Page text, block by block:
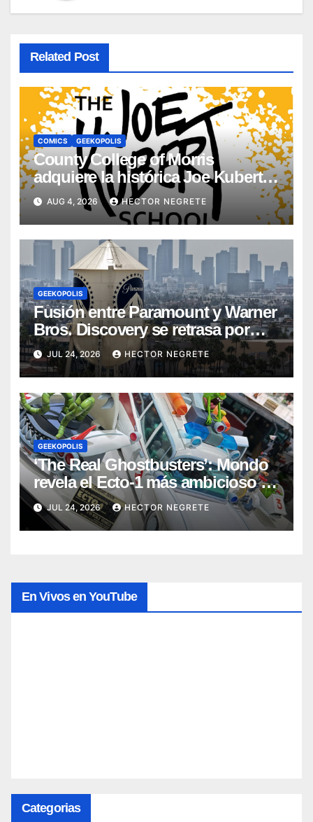
Related Post
COMICS GEEKOPOLIS
County College of Morris
adquiere la histórica Joe Kubert
School
AUG 4, 2026 HECTOR NEGRETE
GEEKOPOLIS
Fusión entre Paramount y Warner
Bros. Discovery se retrasa por
batalla legal antimonopolio
JUL 24, 2026 HECTOR NEGRETE
GEEKOPOLIS
‘The Real Ghostbusters’: Mondo
revela el Ecto-1 más ambicioso de
su colección
JUL 24, 2026 HECTOR NEGRETE
En Vivos en YouTube
Categorias